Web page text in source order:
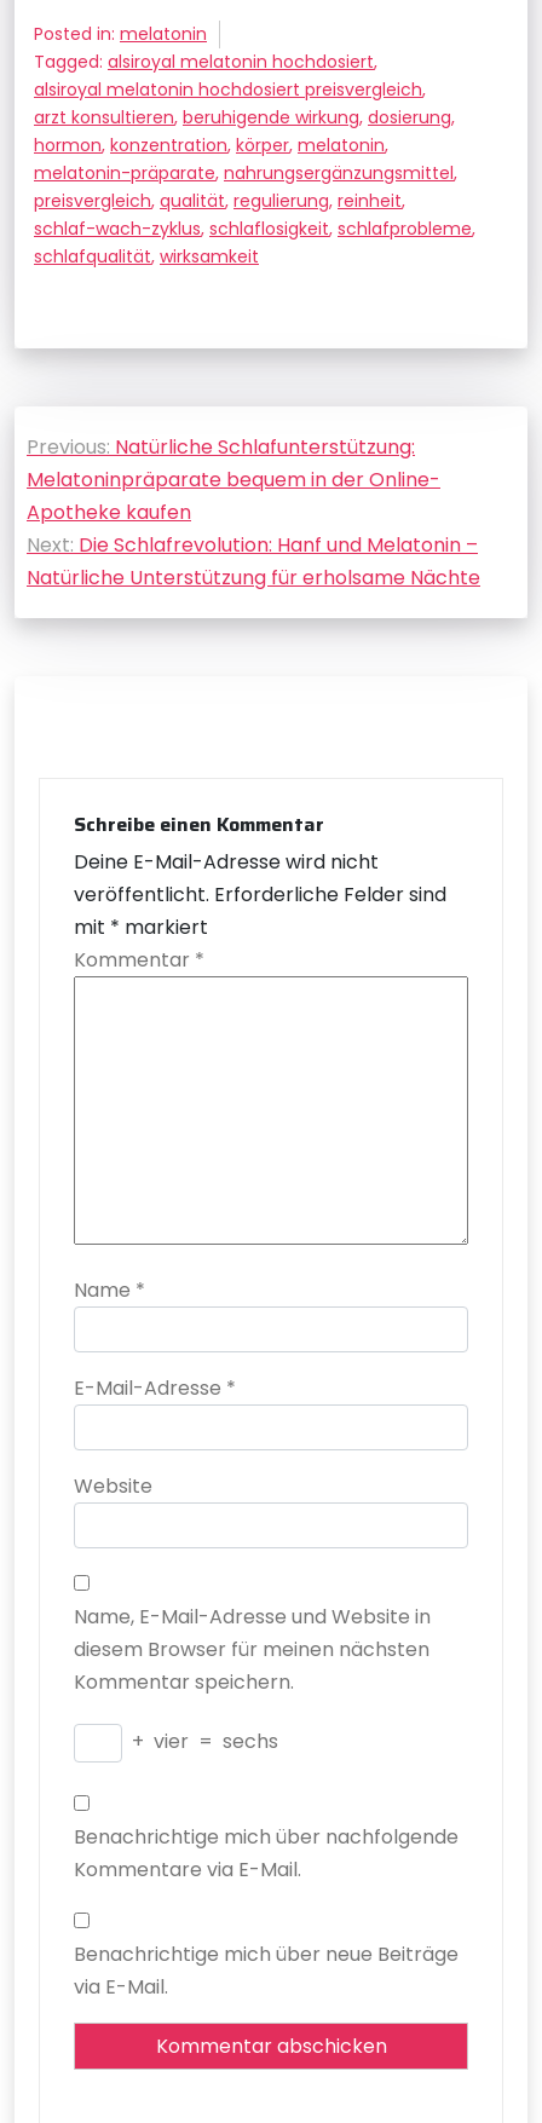
Posted in: melatonin
Tagged: alsiroyal melatonin hochdosiert,
alsiroyal melatonin hochdosiert preisvergleich,
arzt konsultieren, beruhigende wirkung, dosierung,
hormon, konzentration, körper, melatonin,
melatonin-präparate, nahrungsergänzungsmittel,
preisvergleich, qualität, regulierung, reinheit,
schlaf-wach-zyklus, schlaflosigkeit, schlafprobleme,
schlafqualität, wirksamkeit
Beitragsnavigation
Previous: Natürliche Schlafunterstützung:
Melatoninpräparate bequem in der Online-
Apotheke kaufen
Next: Die Schlafrevolution: Hanf und Melatonin –
Natürliche Unterstützung für erholsame Nächte
Schreibe einen Kommentar
Deine E-Mail-Adresse wird nicht
veröffentlicht. Erforderliche Felder sind
mit * markiert
Kommentar *
Name *
E-Mail-Adresse *
Website
Name, E-Mail-Adresse und Website in
diesem Browser für meinen nächsten
Kommentar speichern.
+ vier = sechs
Benachrichtige mich über nachfolgende
Kommentare via E-Mail.
Benachrichtige mich über neue Beiträge
via E-Mail.